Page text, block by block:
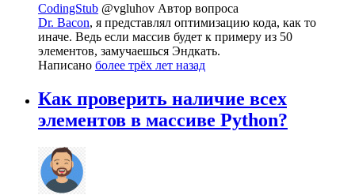
CodingStub @vgluhov Автор вопроса
Dr. Bacon, я представлял оптимизацию кода, как то
иначе. Ведь если массив будет к примеру из 50
элементов, замучаешься Эндкать.
Написано более трёх лет назад
Как проверить наличие всех
элементов в массиве Python?